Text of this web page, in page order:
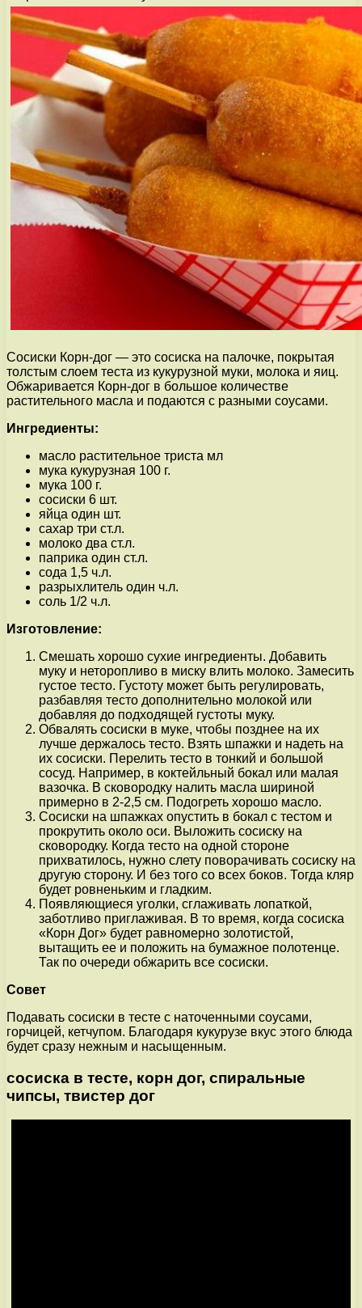
Сосиски Корн-дог — это сосиска на палочке, покрытая
толстым слоем теста из кукурузной муки, молока и яиц.
Обжаривается Корн-дог в большое количестве
растительного масла и подаются с разными соусами.
Ингредиенты:
масло растительное триста мл
мука кукурузная 100 г.
мука 100 г.
сосиски 6 шт.
яйца один шт.
сахар три ст.л.
молоко два ст.л.
паприка один ст.л.
сода 1,5 ч.л.
разрыхлитель один ч.л.
соль 1/2 ч.л.
Изготовление:
Смешать хорошо сухие ингредиенты. Добавить
муку и неторопливо в миску влить молоко. Замесить
густое тесто. Густоту может быть регулировать,
разбавляя тесто дополнительно молокой или
добавляя до подходящей густоты муку.
Обвалять сосиски в муке, чтобы позднее на их
лучше держалось тесто. Взять шпажки и надеть на
их сосиски. Перелить тесто в тонкий и большой
сосуд. Например, в коктейльный бокал или малая
вазочка. В сковородку налить масла шириной
примерно в 2-2,5 см. Подогреть хорошо масло.
Сосиски на шпажках опустить в бокал с тестом и
прокрутить около оси. Выложить сосиску на
сковородку. Когда тесто на одной стороне
прихватилось, нужно слету поворачивать сосиску на
другую сторону. И без того со всех боков. Тогда кляр
будет ровненьким и гладким.
Появляющиеся уголки, сглаживать лопаткой,
заботливо приглаживая. В то время, когда сосиска
«Корн Дог» будет равномерно золотистой,
вытащить ее и положить на бумажное полотенце.
Так по очереди обжарить все сосиски.
Совет
Подавать сосиски в тесте с наточенными соусами,
горчицей, кетчупом. Благодаря кукурузе вкус этого блюда
будет сразу нежным и насыщенным.
сосиска в тесте, корн дог, спиральные
чипсы, твистер дог